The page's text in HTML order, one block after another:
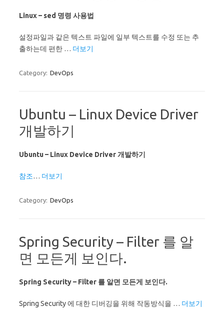
Linux – sed 명령 사용법
설정파일과 같은 텍스트 파일에 일부 텍스트를 수정 또는 추
출하는데 편한 … 더보기
Category: DevOps
Ubuntu – Linux Device Driver
개발하기
Ubuntu – Linux Device Driver 개발하기
참조… 더보기
Category: DevOps
Spring Security – Filter 를 알
면 모든게 보인다.
Spring Security – Filter 를 알면 모든게 보인다.
Spring Security 에 대한 디버깅을 위해 작동방식을 … 더보기